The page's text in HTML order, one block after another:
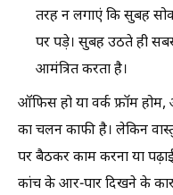
तरह न लगाएं कि सुबह
पर पड़े। सुबह उठते ही
आमंत्रित करता है।
ऑफिस हो या वर्क फ्रॉम
का चलन काफी है। लेकिन
पर बैठकर काम करना या
कांच के आर-पार दिखने के